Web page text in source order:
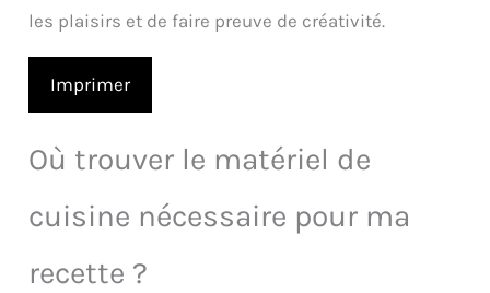
les plaisirs et de faire preuve de créativité.
Imprimer
Où trouver le matériel de
cuisine nécessaire pour ma
recette ?